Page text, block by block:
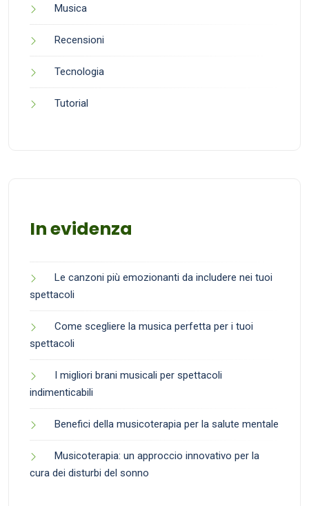
Musica
Recensioni
Tecnologia
Tutorial
In evidenza
Le canzoni più emozionanti da includere nei tuoi
spettacoli
Come scegliere la musica perfetta per i tuoi
spettacoli
I migliori brani musicali per spettacoli
indimenticabili
Benefici della musicoterapia per la salute mentale
Musicoterapia: un approccio innovativo per la
cura dei disturbi del sonno